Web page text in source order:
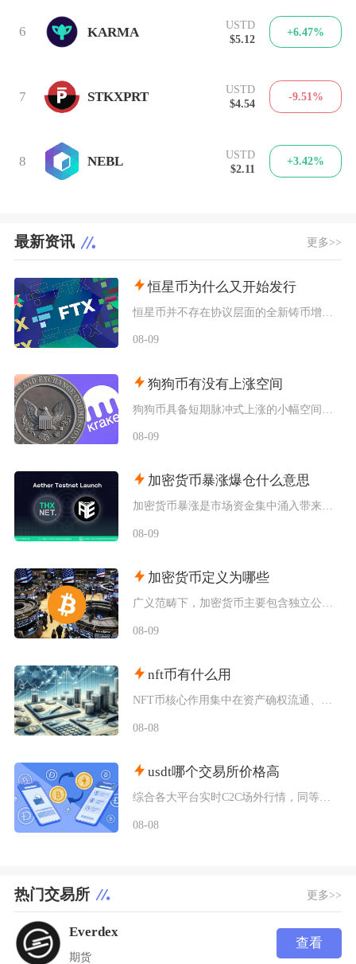
6 KARMA
USTD
$5.12
+6.47%
7 STKXPRT
USTD
$4.54
-9.51%
8 NEBL
USTD
$2.11
+3.42%
最新资讯 更多>>
恒星币为什么又开始发行
08-09
狗狗币有没有上涨空间
08-09
加密货币暴涨爆仓什么意思
加密货币暴涨是市场资金集中涌入带来的标的价格短时间快速拉升，爆仓仅发生在带杠杆的合约交易场
08-09
加密货币定义为哪些
08-09
nft币有什么用
08-08
usdt哪个交易所价格高
08-08
热门交易所 更多>>
Everdex
期货
查看